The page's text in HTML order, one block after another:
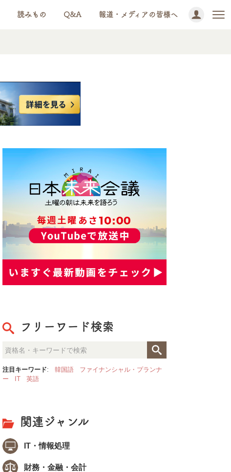
読みもの Q&A 報道・メディアの皆様へ
フリーワード検索
注目キーワード: 韓国語
ファイナンシャル・プランナ
ー
IT 英語
関連ジャンル
IT・情報処理
財務・金融・会計